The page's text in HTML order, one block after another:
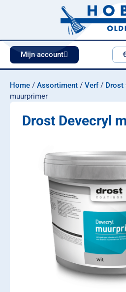
Mijn account €
Home / Assortiment / Verf/ Drost
muurprimer
Drost Devecryl